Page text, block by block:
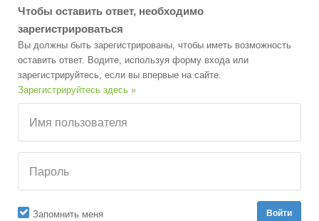
Чтобы оставить ответ, необходимо
зарегистрироваться
Вы должны быть зарегистрированы, чтобы иметь возможность
оставить ответ. Водите, используя форму входа или
зарегистрируйтесь, если вы впервые на сайте.
Зарегистрируйтесь здесь »
Имя пользователя
Пароль
Запомнить меня